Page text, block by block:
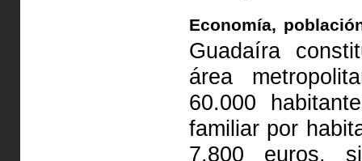
Economía,
Guadaíra
área
60.000
familiar por
7.800 euros,